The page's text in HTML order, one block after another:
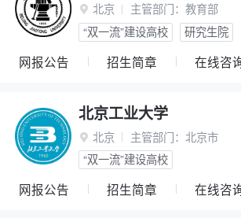
 北京 主管部门： 教育部
“双一流”建设高校
研究生院
网报公告 招生简章 在线咨
北京工业大学
 北京 主管部门： 北京市
“双一流”建设高校
网报公告 招生简章 在线咨